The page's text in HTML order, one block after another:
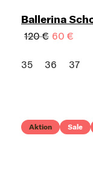
Ballerina
120 € 60 €
35 36 37
Aktion Sale